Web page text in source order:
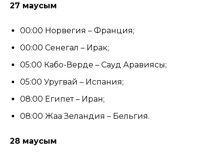
27 маусым
00:00 Норвегия – Франция;
00:00 Сенегал – Ирак;
05:00 Кабо-Верде – Сауд Аравиясы;
05:00 Уругвай – Испания;
08:00 Египет – Иран;
08:00 Жаңа Зеландия – Бельгия.
28 маусым